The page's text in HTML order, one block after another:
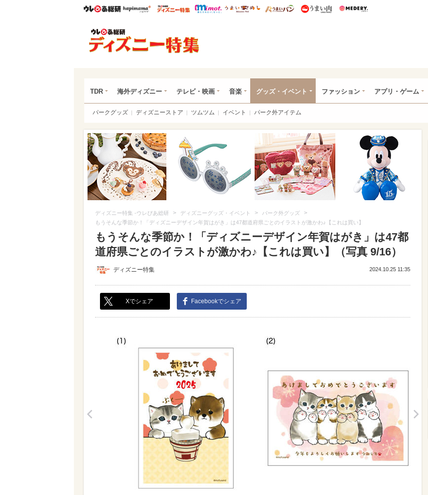
ウレぴあ総研ハピママ* ウレぴあ総研 ディズニー特集
mimot. うまいめし うまいパン うまい肉
TDR 海外ディズニー テレビ・映画 音楽 グッズ・イベント ファッション アプリ・ゲーム
パークグッズ ディズニーストア ツムツム イベント パーク外アイテム
ディズニー特集 -ウレぴあ総研 > ディズニーグッズ・イベント > パーク外グッズ >
もうそんな季節か！「ディズニーデザイン年賀はがき」は47都道府県ごとのイラストが激かわ♪【これは買い】
もうそんな季節か！「ディズニーデザイン年賀はがき」は47都
道府県ごとのイラストが激かわ♪【これは買い】（写真 9/16）
ディズニー特集 2024.10.25 11:35
Xでシェア Facebookでシェア